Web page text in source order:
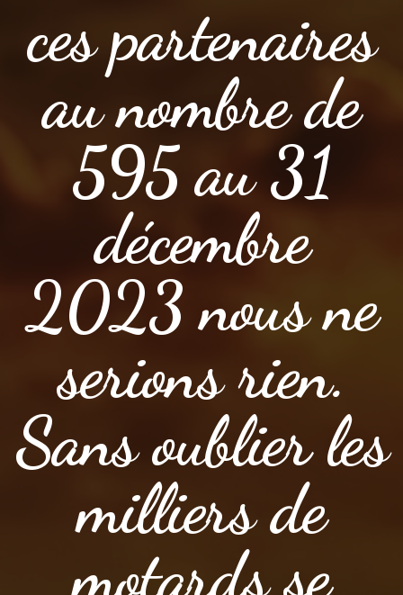
ces partenaires
au nombre de
595 au 31
décembre
2023 nous ne
serions rien.
Sans oublier les
milliers de
motards se